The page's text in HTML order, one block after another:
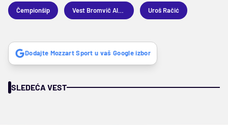
Čempionšip Uroš Račić
Dodajte Mozzart Sport u vaš Google izbor
SLEDEĆA VEST